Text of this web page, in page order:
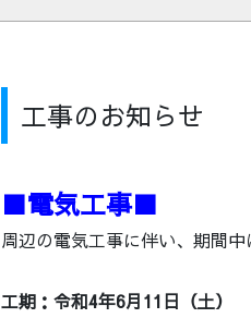
工事のお知らせ
■電気工事■
周辺の電気工事に伴い、期間中
工期：令和4年6月11